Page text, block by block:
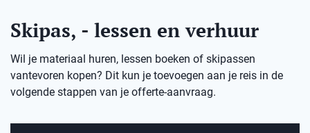
Skipas, - lessen en verhuur
Wil je materiaal huren, lessen boeken of skipassen
vantevoren kopen? Dit kun je toevoegen aan je reis in de
volgende stappen van je offerte-aanvraag.